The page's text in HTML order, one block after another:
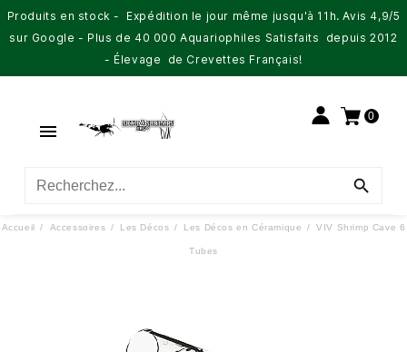
Produits en stock - Expédition le jour même jusqu'à 11h. Avis 4,9/5
sur Google - Plus de 40 000 Aquariophiles Satisfaits depuis 2012
- Élevage de Crevettes Français!

0

Accueil Accessoires Les Décos Les Décos en Céramique VIV Shrimp Cave 6
Tubes